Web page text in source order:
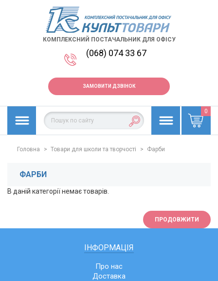
КОМПЛЕКСНИЙ ПОСТАЧАЛЬНИК ДЛЯ ОФІСУ
(068) 074 33 67
ЗАМОВИТИ ДЗВІНОК
0
Головна > Товари для школи та творчості > Фарби
ФАРБИ
В даній категорії немає товарів.
ПРОДОВЖИТИ
ІНФОРМАЦІЯ
Про нас
Доставка